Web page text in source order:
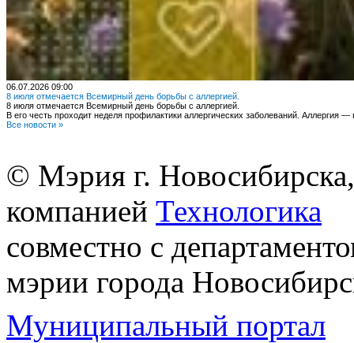
06.07.2026 09:00
8 июля отмечается Всемирный день борьбы с аллергией.
8 июля отмечается Всемирный день борьбы с аллергией.
В его честь проходит неделя профилактики аллергических заболеваний. Аллергия
Все новости »
© Мэрия г.
компанией Технологика
совместно с
мэрии города
Муниципальный портал